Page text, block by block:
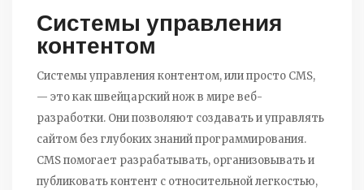
Системы управления
контентом
Системы управления контентом, или просто CMS,
— это как швейцарский нож в мире веб-
разработки. Они позволяют создавать и управлять
сайтом без глубоких знаний программирования.
CMS помогает разрабатывать, организовывать и
публиковать контент с относительной легкостью,